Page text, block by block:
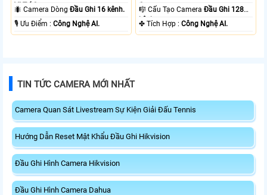
Vị Trí Camera .
🐜 Camera DòngĐầu Ghi 16 kênh.
️🎙 Ưu Điểm :Công Nghệ AI.
Camera .
🎼️ Cấu Tạo CameraĐầu Ghi 128
kênh.
️✤ Tích Hợp :Công Nghệ AI.
TIN TỨC CAMERA MỚI NHẤT
Camera Quan Sát Livestream Sự Kiện Giải Đấu Tennis
Hướng Dẫn Reset Mật Khẩu Đầu Ghi Hikvision
Đầu Ghi Hình Camera Hikvision
Đầu Ghi Hình Camera Dahua